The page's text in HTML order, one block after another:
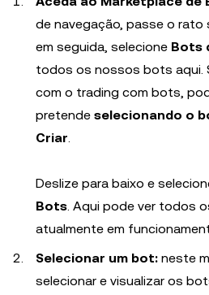
de navegação, passe o rato
em seguida, selecione Bots
todos os nossos bots aqui.
com o trading com bots,
pretende selecionando o
Criar.
Deslize para baixo e
Bots. Aqui pode ver todos
atualmente em
Selecionar um bot: neste
selecionar e visualizar os